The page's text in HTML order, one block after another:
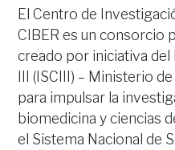
El Centro de
CIBER es un consorcio
creado por iniciativa del
III (ISCIII) – Ministerio
para impulsar la
biomedicina y ciencias
el Sistema Nacional de